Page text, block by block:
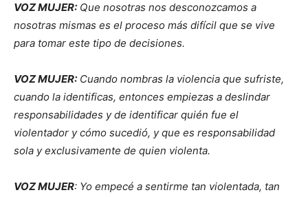
VOZ MUJER: Que nosotras nos desconozcamos a
nosotras mismas es el proceso más difícil que se vive
para tomar este tipo de decisiones.
VOZ MUJER: Cuando nombras la violencia que sufriste,
cuando la identificas, entonces empiezas a deslindar
responsabilidades y de identificar quién fue el
violentador y cómo sucedió, y que es responsabilidad
sola y exclusivamente de quien violenta.
VOZ MUJER: Yo empecé a sentirme tan violentada, tan